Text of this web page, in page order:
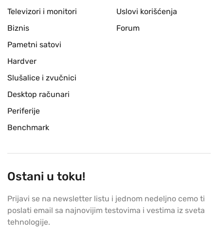
Televizori i monitori
Biznis
Pametni satovi
Hardver
Slušalice i zvučnici
Desktop računari
Periferije
Benchmark
Uslovi korišćenja
Forum
Ostani u toku!
Prijavi se na newsletter listu i jednom nedeljno cemo ti
poslati email sa najnovijim testovima i vestima iz sveta
tehnologije.